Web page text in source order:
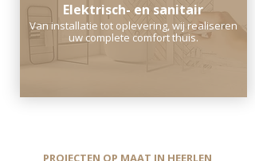
Elektrisch- en sanitair
Van installatie tot oplevering, wij realiseren
uw complete comfort thuis.
PROJECTEN OP MAAT IN HEERLEN